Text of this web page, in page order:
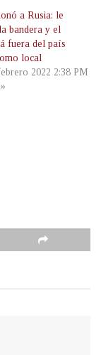
a Rusia: le
bandera y el
fuera del país
local
2022 2:38 PM